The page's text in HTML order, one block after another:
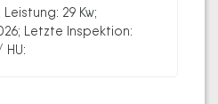
29 Kw;
Letzte Inspektion: